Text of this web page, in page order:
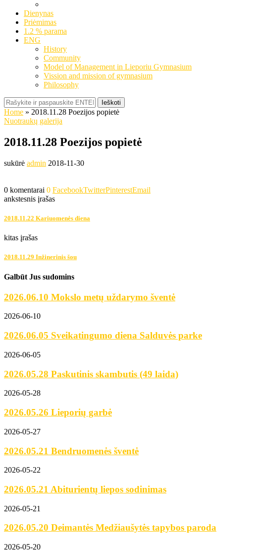
Dienynas
Priėmimas
1.2 % parama
ENG
History
Community
Model of Management in Lieporiu Gymnasium
Vission and mission of gymnasium
Philosophy
Ieškoti
Home » 2018.11.28 Poezijos popietė
Nuotraukų galerija
2018.11.28 Poezijos popietė
sukūrė admin 2018-11-30
0 komentarai 0 FacebookTwitterPinterestEmail
ankstesnis įrašas
2018.11.22 Kariuomenės diena
kitas įrašas
2018.11.29 Inžinerinis šou
Galbūt Jus sudomins
2026.06.10 Mokslo metų uždarymo šventė
2026-06-10
2026.06.05 Sveikatingumo diena Salduvės parke
2026-06-05
2026.05.28 Paskutinis skambutis (49 laida)
2026-05-28
2026.05.26 Lieporių garbė
2026-05-27
2026.05.21 Bendruomenės šventė
2026-05-22
2026.05.21 Abiturientų liepos sodinimas
2026-05-21
2026.05.20 Deimantės Medžiaušytės tapybos paroda
2026-05-20